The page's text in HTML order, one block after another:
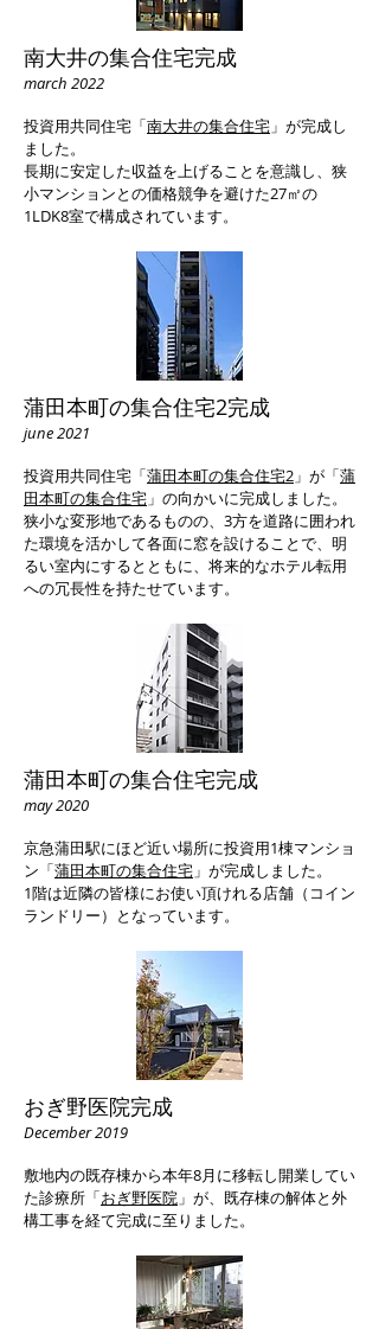
南大井の集合住宅完成
march 2022
投資用共同住宅「南大井の集合住宅 」が完成し
ました。
長期に安定した収益を上げることを意識し、狭
小マンションとの価格競争を避けた27㎡の
1LDK8室で構成されています。
蒲田本町の集合住宅2完成
june 2021
投資用共同住宅「蒲田本町の集合住宅2 」が「蒲
田本町の集合住宅 」の向かいに完成しました。
狭小な変形地であるものの、3方を道路に囲われ
た環境を活かして各面に窓を設けることで、明
るい室内にするとともに、将来的なホテル転用
への冗長性を持たせています。
蒲田本町の集合住宅完成
may 2020
京急蒲田駅にほど近い場所に投資用1棟マンショ
ン「蒲田本町の集合住宅 」が完成しました。
1階は近隣の皆様にお使い頂けれる店舗（コイン
ランドリー）となっています。
おぎ野医院完成
December 2019
敷地内の既存棟から本年8月に移転し開業してい
た診療所「おぎ野医院 」が、既存棟の解体と外
構工事を経て完成に至りました。